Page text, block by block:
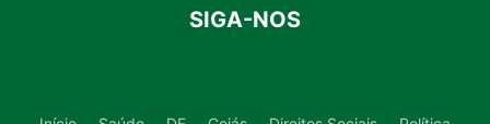
SIGA-NOS